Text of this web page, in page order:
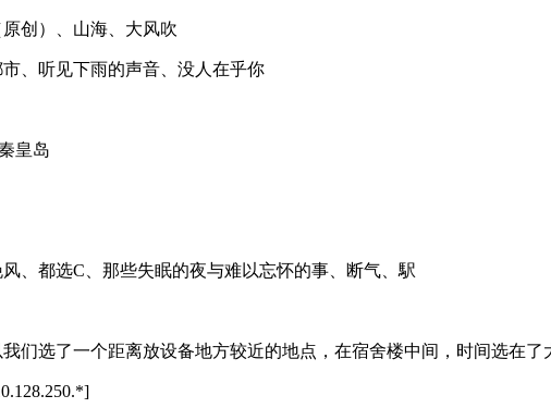
创）、山海、大风吹
、听见下雨的声音、没人在乎你
皇岛
、都选C、那些失眠的夜与难以忘怀的事、断气、駅
们选了一个距离放设备地方较近的地点，在宿舍楼中间，时间选在